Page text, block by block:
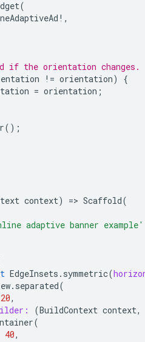
(
! ,
if the orientation changes.
!= orientation)
{
= orientation ;
();
context) => Scaffold(
adaptive banner example'
EdgeInsets . symmetric(
. separated(
20,
(BuildContext context,
(
40,